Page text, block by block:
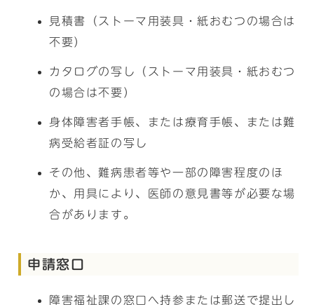
見積書（ストーマ用装具・紙おむつの場合は
不要）
カタログの写し（ストーマ用装具・紙おむつ
の場合は不要）
身体障害者手帳、または療育手帳、または難
病受給者証の写し
その他、難病患者等や一部の障害程度のほ
か、用具により、医師の意見書等が必要な場
合があります。
申請窓口
障害福祉課の窓口へ持参または郵送で提出し